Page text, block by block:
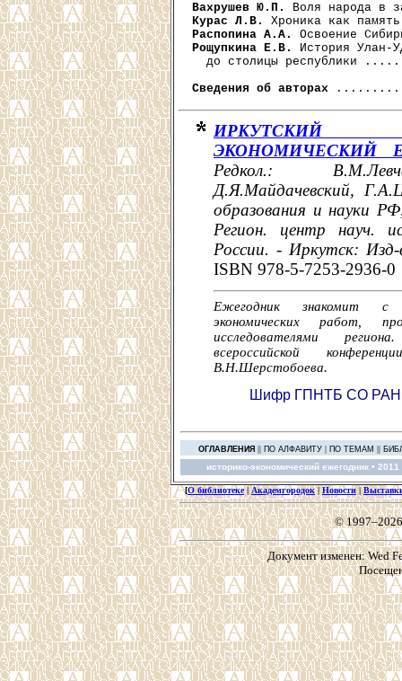
Вахрушев Ю.П.
Курас Л.В.
Распопина А.А.
Рощупкина Е.В.
История Улан-
до столицы республики
Сведения об авторах
ЭКОНОМИЧЕСКИЙ
Редкол.:
Д.Я.Майдачевский,
образования и науки
Регион. центр науч.
России. - Иркутск:
ISBN 978-5-7253-2936-0
Ежегодник знакомит с
экономических работ,
исследователями
всероссийской
В.Н.Шерстобоева.
Шифр ГПНТБ СО
ОГЛАВЛЕНИЯ|| ПО АЛФАВИТУ| ПО ТЕМАМ ||
историко-экономический ежегодник • 2011
[О библиотеке|Академгородок|Новости|
©
Документ изменен: Wed